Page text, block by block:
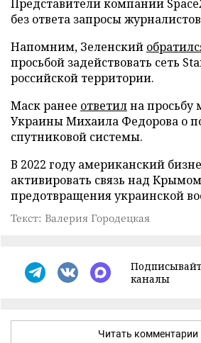
Представители компании
без ответа запросы
Напомним, Зеленский
просьбой задействовать сеть
российской территории.
Маск ранее ответилна просьбу
Украины Михаила Федорова о
спутниковой системы.
В 2022 году американский
активировать связь над
предотвращения украинской
Текст: Валерия Городецкая
каналы
Читать комментарии